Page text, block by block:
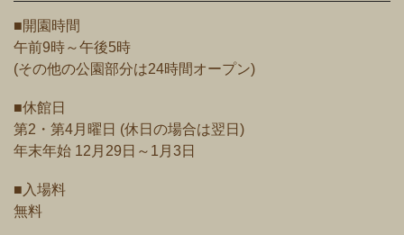
■開園時間
午前9時～午後5時
(その他の公園部分は24時間オープン)
■休館日
第2・第4月曜日 (休日の場合は翌日)
年末年始 12月29日～1月3日
■入場料
無料